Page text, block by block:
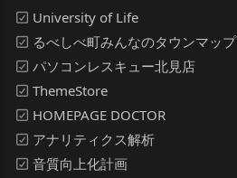
University of Life
るべしべ町みんなのタウンマップ
パソコンレスキュー北見店
ThemeStore
HOMEPAGE DOCTOR
アナリティクス解析
音質向上化計画